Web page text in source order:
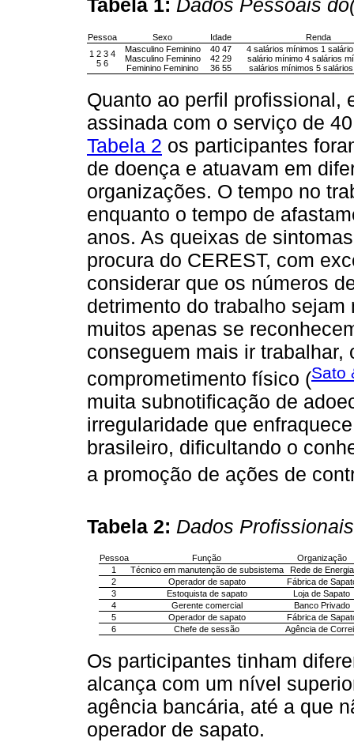
Tabela 1: Dados Pessoais
Pessoa Sexo Idade
Renda
1 2 3 4
5 6
Masculino Feminino
Masculino Feminino
Feminino Feminino
40 47
42 29
36 55
4 salários mínimos 1
salário mínimo 4 salários
salários mínimos 5
Quanto ao perfil profissional,
assinada com o serviço de
Tabela 2 os participantes
de doença e atuavam em
organizações. O tempo no
enquanto o tempo de
anos. As queixas de
procura do CEREST, com
considerar que os números
detrimento do trabalho
muitos apenas se
conseguem mais ir
comprometimento físico (Sato
muita subnotificação de
irregularidade que
brasileiro, dificultando o
a promoção de ações de
Tabela 2: Dados
Pessoa Função
Organização
1
Técnico em manutenção de subsistema
Rede de Energia
2
Operador de sapato
Fábrica de
3
Estoquista de sapato
Loja de Sapato
4
Gerente comercial
Banco Privado
5
Operador de sapato
Fábrica de
6
Chefe de sessão Agência de
Os participantes tinham
alcança com um nível
agência bancária, até a que
operador de sapato.